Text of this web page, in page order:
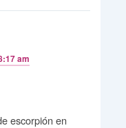
am
escorpión en